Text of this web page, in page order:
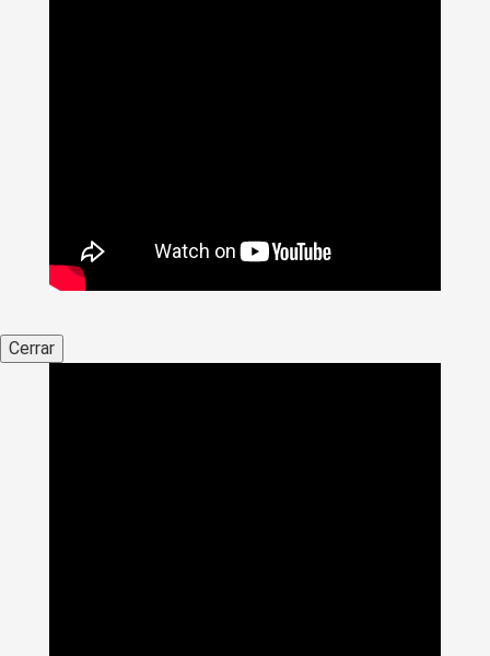
Cerrar